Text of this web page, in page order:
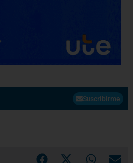
Suscribirme